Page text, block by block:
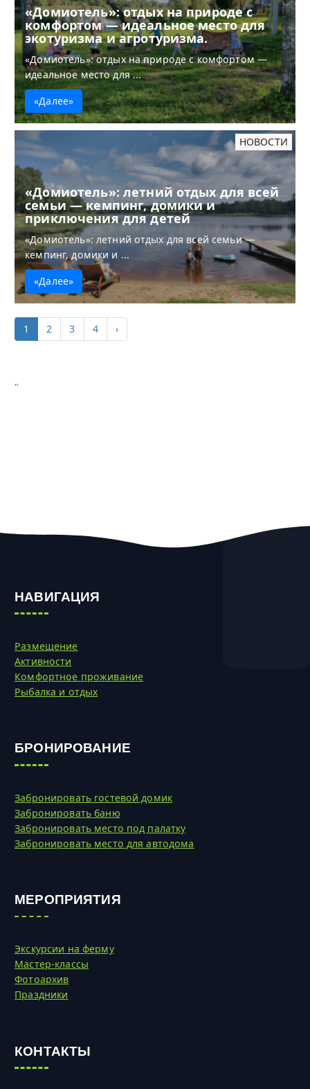
«Домиотель»: отдых на природе с
комфортом — идеальное место для
экотуризма и агротуризма.
«Домиотель»: отдых на природе с комфортом —
идеальное место для ...
«Далее»
НОВОСТИ
«Домиотель»: летний отдых для всей
семьи — кемпинг, домики и
приключения для детей
«Домиотель»: летний отдых для всей семьи —
кемпинг, домики и ...
«Далее»
1 2 3 4 ›
"
НАВИГАЦИЯ
Размещение
Активности
Комфортное проживание
Рыбалка и отдых
БРОНИРОВАНИЕ
Забронировать гостевой домик
Забронировать баню
Забронировать место под палатку
Забронировать место для автодома
МЕРОПРИЯТИЯ
Экскурсии на ферму
Мастер-классы
Фотоархив
Праздники
КОНТАКТЫ